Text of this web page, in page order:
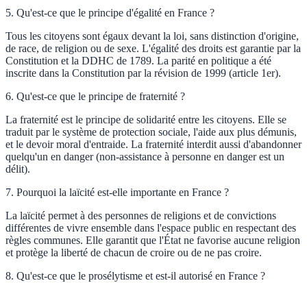
5. Qu'est-ce que le principe d'égalité en France ?
Tous les citoyens sont égaux devant la loi, sans distinction d'origine,
de race, de religion ou de sexe. L'égalité des droits est garantie par la
Constitution et la DDHC de 1789. La parité en politique a été
inscrite dans la Constitution par la révision de 1999 (article 1er).
6. Qu'est-ce que le principe de fraternité ?
La fraternité est le principe de solidarité entre les citoyens. Elle se
traduit par le système de protection sociale, l'aide aux plus démunis,
et le devoir moral d'entraide. La fraternité interdit aussi d'abandonner
quelqu'un en danger (non-assistance à personne en danger est un
délit).
7. Pourquoi la laïcité est-elle importante en France ?
La laïcité permet à des personnes de religions et de convictions
différentes de vivre ensemble dans l'espace public en respectant des
règles communes. Elle garantit que l'État ne favorise aucune religion
et protège la liberté de chacun de croire ou de ne pas croire.
8. Qu'est-ce que le prosélytisme et est-il autorisé en France ?